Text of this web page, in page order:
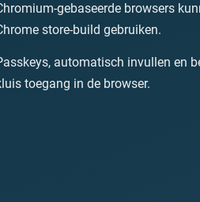
gebaseerde browsers
store-build gebruiken.
automatisch invullen en
toegang in de browser.